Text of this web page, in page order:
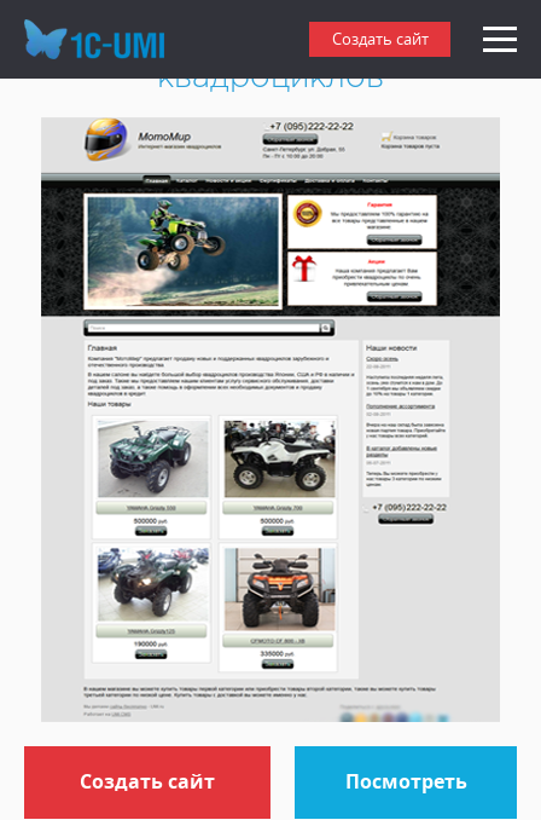
Создать сайт
Создать интернет-магазин
квадроциклов
Создать сайт Посмотреть